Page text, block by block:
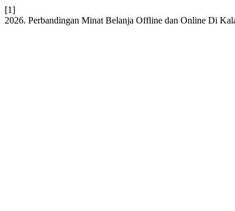
[1]
2026. Perbandingan Minat Belanja Offline dan Online Di